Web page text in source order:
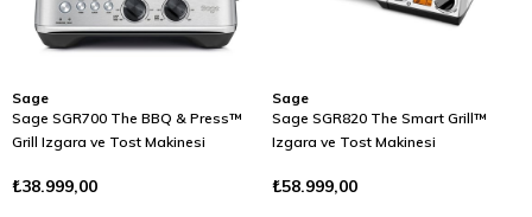
Sage
Sage SGR700 The BBQ & Press™
Grill Izgara ve Tost Makinesi
₺38.999,00
Sage
Sage SGR820 The Smart Grill™
Izgara ve Tost Makinesi
₺58.999,00